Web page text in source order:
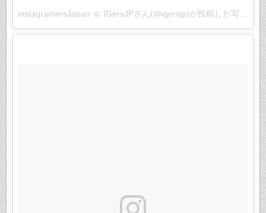
instagramersJapan ☺︎ IGersJPさん(@igersjp)が投稿した写真 –